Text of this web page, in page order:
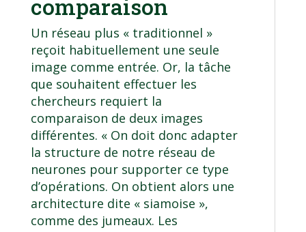
comparaison
Un réseau plus « traditionnel »
reçoit habituellement une seule
image comme entrée. Or, la tâche
que souhaitent effectuer les
chercheurs requiert la
comparaison de deux images
différentes. « On doit donc adapter
la structure de notre réseau de
neurones pour supporter ce type
d’opérations. On obtient alors une
architecture dite « siamoise »,
comme des jumeaux. Les